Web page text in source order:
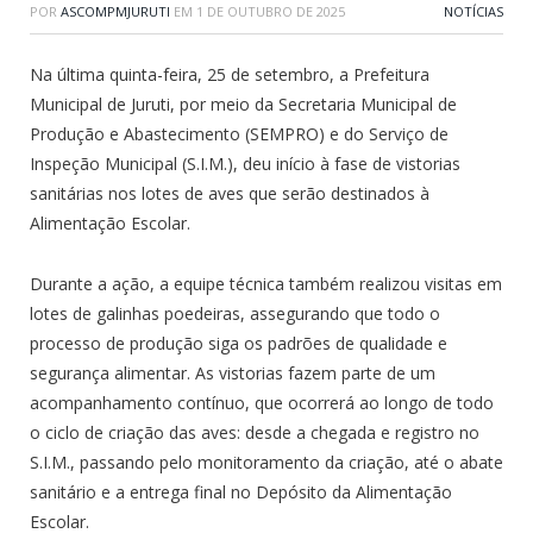
POR ASCOMPMJURUTI EM 1 DE OUTUBRO DE 2025 NOTÍCIAS
Na última quinta-feira, 25 de setembro, a Prefeitura
Municipal de Juruti, por meio da Secretaria Municipal de
Produção e Abastecimento (SEMPRO) e do Serviço de
Inspeção Municipal (S.I.M.), deu início à fase de vistorias
sanitárias nos lotes de aves que serão destinados à
Alimentação Escolar.
Durante a ação, a equipe técnica também realizou visitas em
lotes de galinhas poedeiras, assegurando que todo o
processo de produção siga os padrões de qualidade e
segurança alimentar. As vistorias fazem parte de um
acompanhamento contínuo, que ocorrerá ao longo de todo
o ciclo de criação das aves: desde a chegada e registro no
S.I.M., passando pelo monitoramento da criação, até o abate
sanitário e a entrega final no Depósito da Alimentação
Escolar.